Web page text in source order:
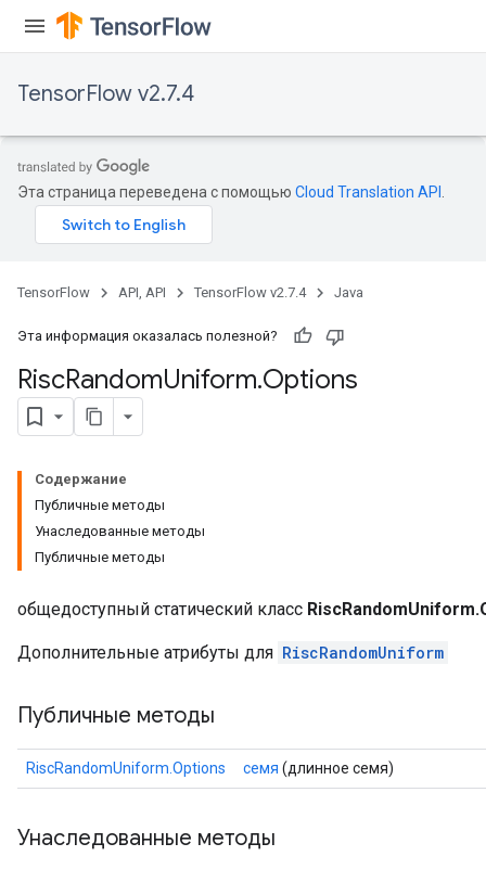
TensorFlow v2.7.4
Эта страница переведена с помощью Cloud Translation API
TensorFlow API, API TensorFlow v2.7.4 Java
Эта информация оказалась полезной?
RiscRandomUniform.Options
Содержание
Публичные методы
Унаследованные методы
Публичные методы
общедоступный статический класс
Дополнительные атрибуты для RiscRandomUniform
Публичные методы
RiscRandomUniform.Options семя (длинное семя)
Унаследованные методы